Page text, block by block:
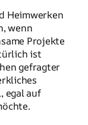
Heimwerken
wenn
Projekte
ist
gefragter
egal auf